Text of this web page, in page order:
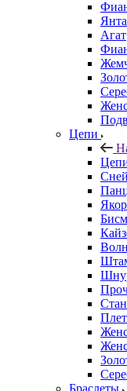
Агат
Цепи
Браслеты